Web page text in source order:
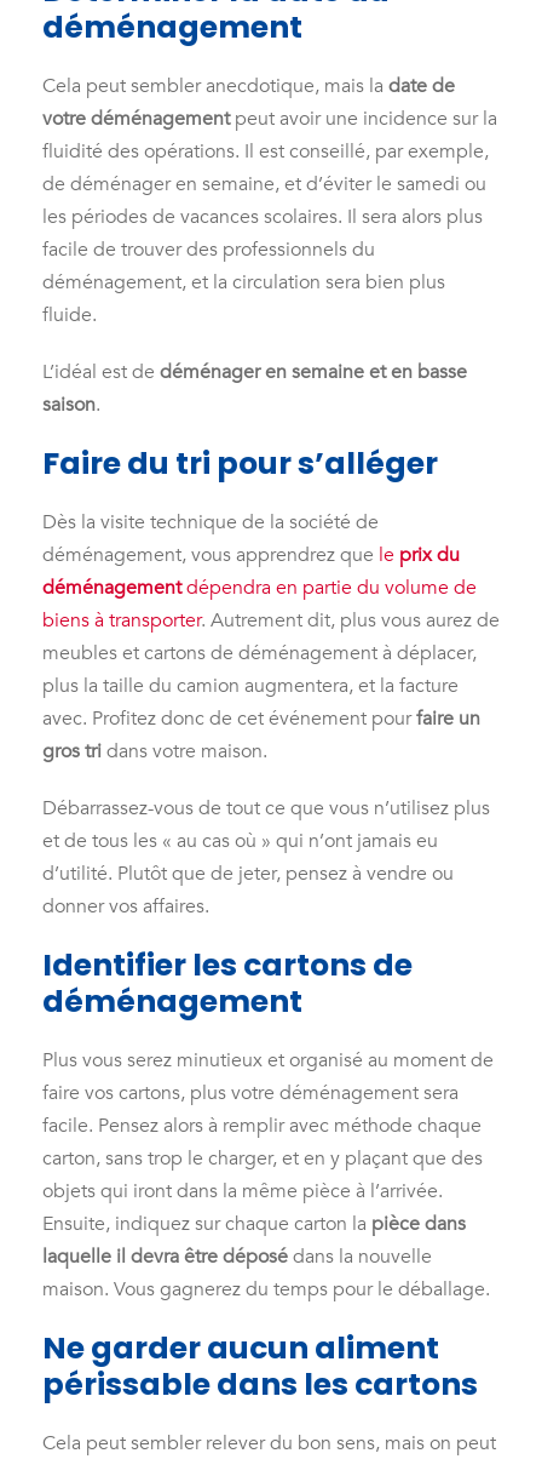
déménagement
Cela peut sembler anecdotique, mais la date de
votre déménagementpeut avoir une incidence sur la
fluidité des opérations. Il est conseillé, par exemple,
de déménager en semaine, et d’éviter le samedi ou
les périodes de vacances scolaires. Il sera alors plus
facile de trouver des professionnels du
déménagement, et la circulation sera bien plus
fluide.
L’idéal est de déménager en semaine et en basse
saison.
Faire du tri pour s’alléger
Dès la visite technique de la société de
déménagement, vous apprendrez que le prix du
déménagementdépendra en partie du volume de
biens à transporter. Autrement dit, plus vous aurez de
meubles et cartons de déménagement à déplacer,
plus la taille du camion augmentera, et la facture
avec. Profitez donc de cet événement pourfaire un
gros tridans votre maison.
Débarrassez-vous de tout ce que vous n’utilisez plus
et de tous les « au cas où » qui n’ont jamais eu
d’utilité. Plutôt que de jeter, pensez à vendre ou
donner vos affaires.
Identifier les cartons de
déménagement
Plus vous serez minutieux et organisé au moment de
faire vos cartons, plus votre déménagement sera
facile. Pensez alors à remplir avec méthode chaque
carton, sans trop le charger, et en y plaçant que des
objets qui iront dans la même pièce à l’arrivée.
Ensuite, indiquez sur chaque carton la pièce dans
laquelle il devra être déposédans la nouvelle
maison. Vous gagnerez du temps pour le déballage.
Ne garder aucun aliment
périssable dans les cartons
Cela peut sembler relever du bon sens, mais on peut